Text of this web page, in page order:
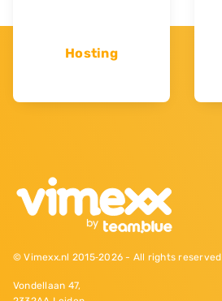
Hosting
© Vimexx.nl 2015‐2026 - All rights reserved
Vondellaan 47,